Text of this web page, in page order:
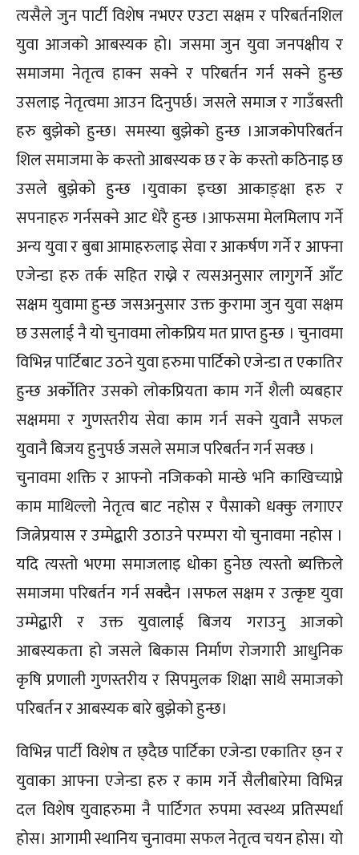
त्यसैले जुन पार्टी विशेष नभएर एउटा सक्षम र परिबर्तनशिल
युवा आजको आबस्यक हो। जसमा जुन युवा जनपक्षीय र
समाजमा नेतृत्व हाक्न सक्ने र परिबर्तन गर्न सक्ने हुन्छ
उसलाइ नेतृत्वमा आउन दिनुपर्छ। जसले समाज र गाउँबस्ती
हरु बुझेको हुन्छ। समस्या बुझेको हुन्छ ।आजकोपरिबर्तन
शिल समाजमा के कस्तो आबस्यक छ र के कस्तो कठिनाइ छ
उसले बुझेको हुन्छ ।युवाका इच्छा आकाङ्क्षा हरु र
सपनाहरु गर्नसक्ने आट धेरै हुन्छ ।आफसमा मेलमिलाप गर्ने
अन्य युवा र बुबा आमाहरुलाइ सेवा र आकर्षण गर्ने र आफ्ना
एजेन्डा हरु तर्क सहित राख्ने र त्यसअनुसार लागुगर्ने आँट
सक्षम युवामा हुन्छ जसअनुसार उक्त कुरामा जुन युवा सक्षम
छ उसलाई नै यो चुनावमा लोकप्रिय मत प्राप्त हुन्छ । चुनावमा
विभिन्न पार्टिबाट उठने युवा हरुमा पार्टिको एजेन्डा त एकातिर
हुन्छ अर्कोतिर उसको लोकप्रियता काम गर्ने शैली व्यबहार
सक्षममा र गुणस्तरीय सेवा काम गर्न सक्ने युवानै सफल
युवानै बिजय हुनुपर्छ जसले समाज परिबर्तन गर्न सक्छ ।
चुनावमा शक्ति र आफ्नो नजिकको मान्छे भनि काखिच्याप्ने
काम माथिल्लो नेतृत्व बाट नहोस र पैसाको धक्कु लगाएर
जित्नेप्रयास र उम्मेद्बारी उठाउने परम्परा यो चुनावमा नहोस ।
यदि त्यस्तो भएमा समाजलाइ धोका हुनेछ त्यस्तो ब्यक्तिले
समाजमा परिबर्तन गर्न सक्दैन ।सफल सक्षम र उत्कृष्ट युवा
उम्मेद्बारी र उक्त युवालाई बिजय गराउनु आजको
आबस्यकता हो जसले बिकास निर्माण रोजगारी आधुनिक
कृषि प्रणाली गुणस्तरीय र सिपमुलक शिक्षा साथै समाजको
परिबर्तन र आबस्यक बारे बुझेको हुन्छ।
विभिन्न पार्टी विशेष त छ्दैछ पार्टिका एजेन्डा एकातिर छ्न र
युवाका आफ्ना एजेन्डा हरु र काम गर्ने सैलीबारेमा विभिन्न
दल विशेष युवाहरुमा नै पार्टिगत रुपमा स्वस्थ्य प्रतिस्पर्धा
होस। आगामी स्थानिय चुनावमा सफल नेतृत्व चयन होस। यो